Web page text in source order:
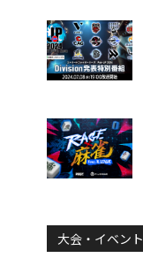
大会・イベント